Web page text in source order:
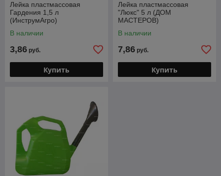
Лейка пластмассовая
Гардения 1,5 л
(ИнструмАгро)
В наличии
3,86 руб.
Купить
Лейка пластмассовая
"Люкс" 5 л (ДОМ
МАСТЕРОВ)
В наличии
7,86 руб.
Купить